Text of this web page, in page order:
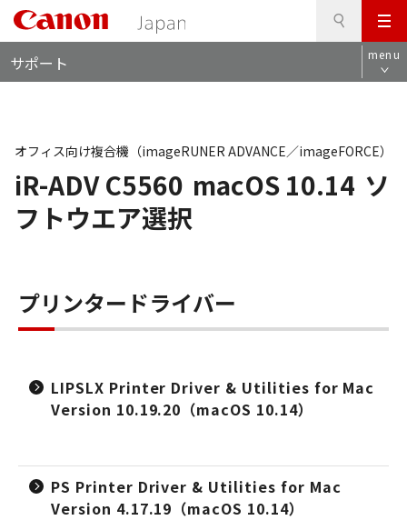
メ
ニ
ュ
サポート menu
iR-ADV C5560 macOS 10.14 ソ
フトウエア選択
オフィス向け複合機（imageRUNER ADVANCE／imageFORCE）
プリンタードライバー
LIPSLX Printer Driver & Utilities for Mac
Version 10.19.20（macOS 10.14）
PS Printer Driver & Utilities for Mac
Version 4.17.19（macOS 10.14）